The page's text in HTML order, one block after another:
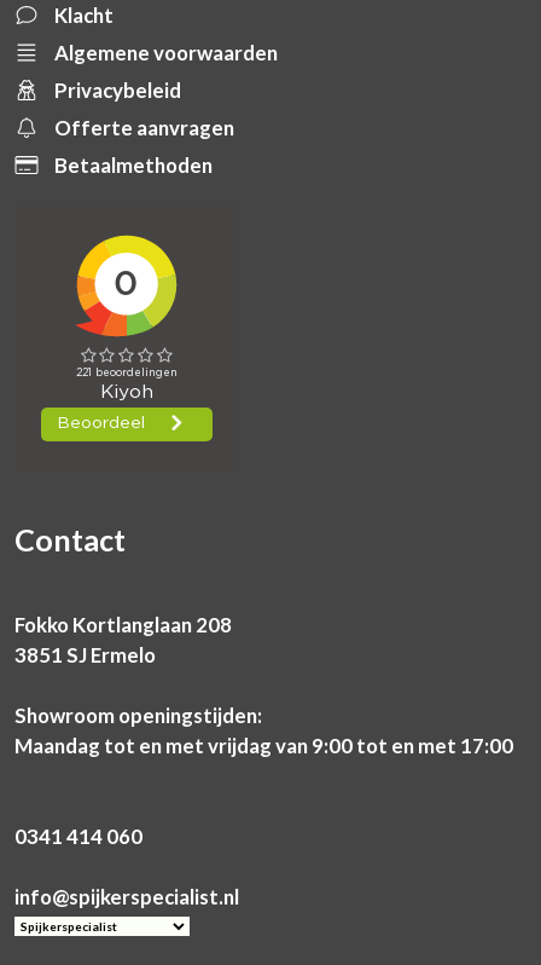
Klacht
Algemene voorwaarden
Privacybeleid
Offerte aanvragen
Betaalmethoden
Contact
Fokko Kortlanglaan 208
3851 SJ Ermelo
Showroom openingstijden:
Maandag tot en met vrijdag van 9:00 tot en met 17:00
0341 414 060
info@spijkerspecialist.nl